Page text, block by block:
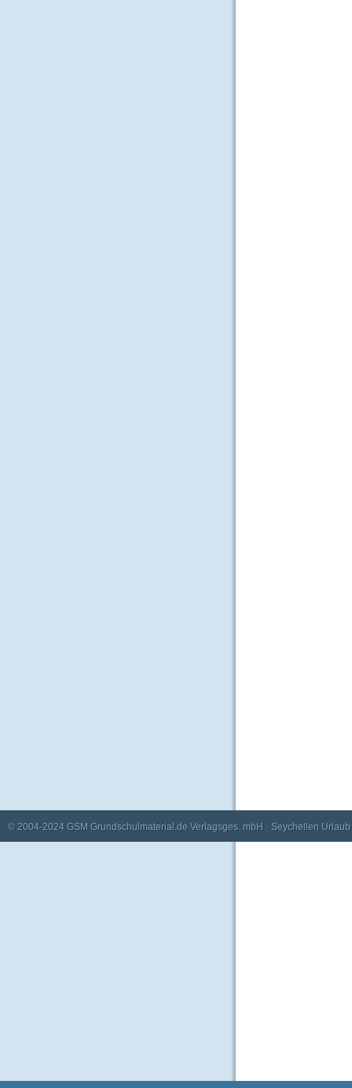
© 2004-2024 GSM Grundschulmaterial.de Verlagsges. mbH · Seychellen Urlaub